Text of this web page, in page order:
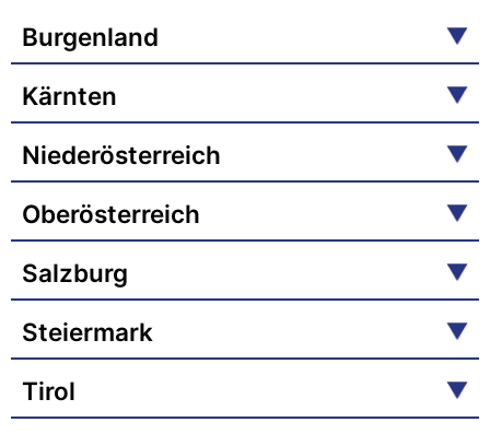
Burgenland
Kärnten
Niederösterreich
Oberösterreich
Salzburg
Steiermark
Tirol